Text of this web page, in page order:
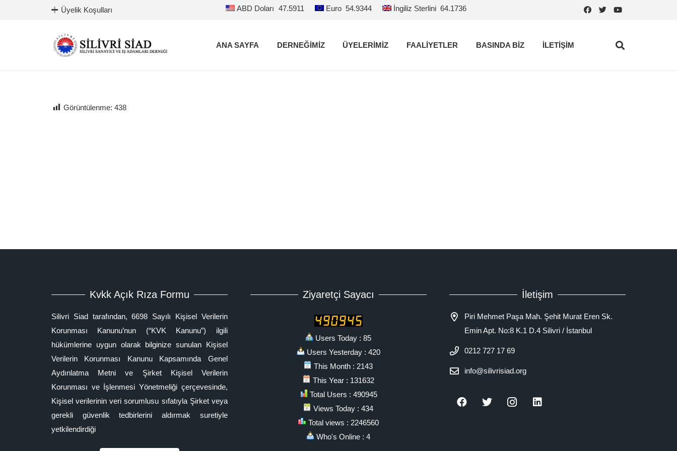
Üyelik Koşulları ABD Doları 47.5911 Euro 54.9344 İngiliz Sterlini 64.1736
ANA SAYFA DERNEĞİMİZ ÜYELERİMİZ FAALİYETLER BASINDA BİZ İLETİŞİM
Görüntülenme: 438
Kvkk Açık Rıza Formu
Silivri Siad tarafından, 6698 Sayılı Kişisel Verilerin
Korunması Kanunu’nun (“KVK Kanunu”) ilgili
hükümlerine uygun olarak bilginize sunulan Kişisel
Verilerin Korunması Kanunu Kapsamında Genel
Aydınlatma Metni ve Şirket Kişisel Verilerin
Korunması ve İşlenmesi Yönetmeliği çerçevesinde,
Kişisel verilerinin veri sorumlusu sıfatıyla Şirket veya
gerekli güvenlik tedbirlerini aldırmak suretiyle
yetkilendirdiği
Ziyaretçi Sayacı
Users Today : 85
Users Yesterday : 420
This Month : 2143
This Year : 131632
Total Users : 490945
Views Today : 434
Total views : 2246560
Who's Online : 4
İletişim
Piri Mehmet Paşa Mah. Şehit Murat Eren Sk.
Emin Apt. No:8 K.1 D.4 Silivri / İstanbul
0212 727 17 69
info@silivrisiad.org